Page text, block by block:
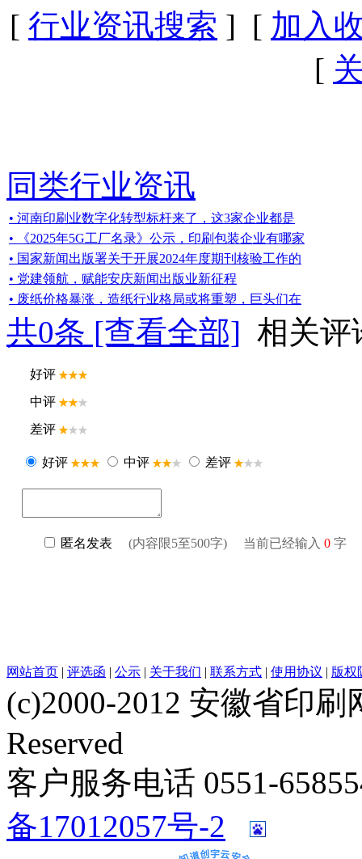
[ 行业资讯搜索 ] [ 加入
[
同类行业资讯
• 河南印刷业数字化转型标杆来了，这3家企业都是
• 《2025年5G工厂名录》公示，印刷包装企业有哪家
• 国家新闻出版署关于开展2024年度期刊核验工作的
• 党建领航，赋能安庆新闻出版业新征程
• 废纸价格暴涨，造纸行业格局或将重塑，巨头们在
共0条 [查看全部] 相关评
网站首页 | 评选函 | 公示 | 关于我们 | 联系方式 | 使用协议 | 版权
(c)2000-2012 安徽省印刷
Reserved
客户服务电话 0551-
备17012057号-2